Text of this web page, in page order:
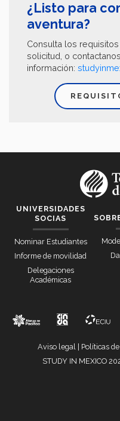
¿Listo para
aventura?
Consulta los
solicitud, o
información:
UNIVERSIDADES
SOCIAS
Nominar Estudiantes
Informe de movilidad
Delegaciones
Académicas
Aviso legal Políticas
STUDY IN MEXICO